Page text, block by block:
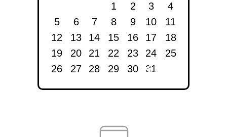
5
12
19
26
6
13
20
27
7
14
21
28
1
8
15
22
29
2
9
16
23
30
3
10
17
24
31
4
11
18
25
31